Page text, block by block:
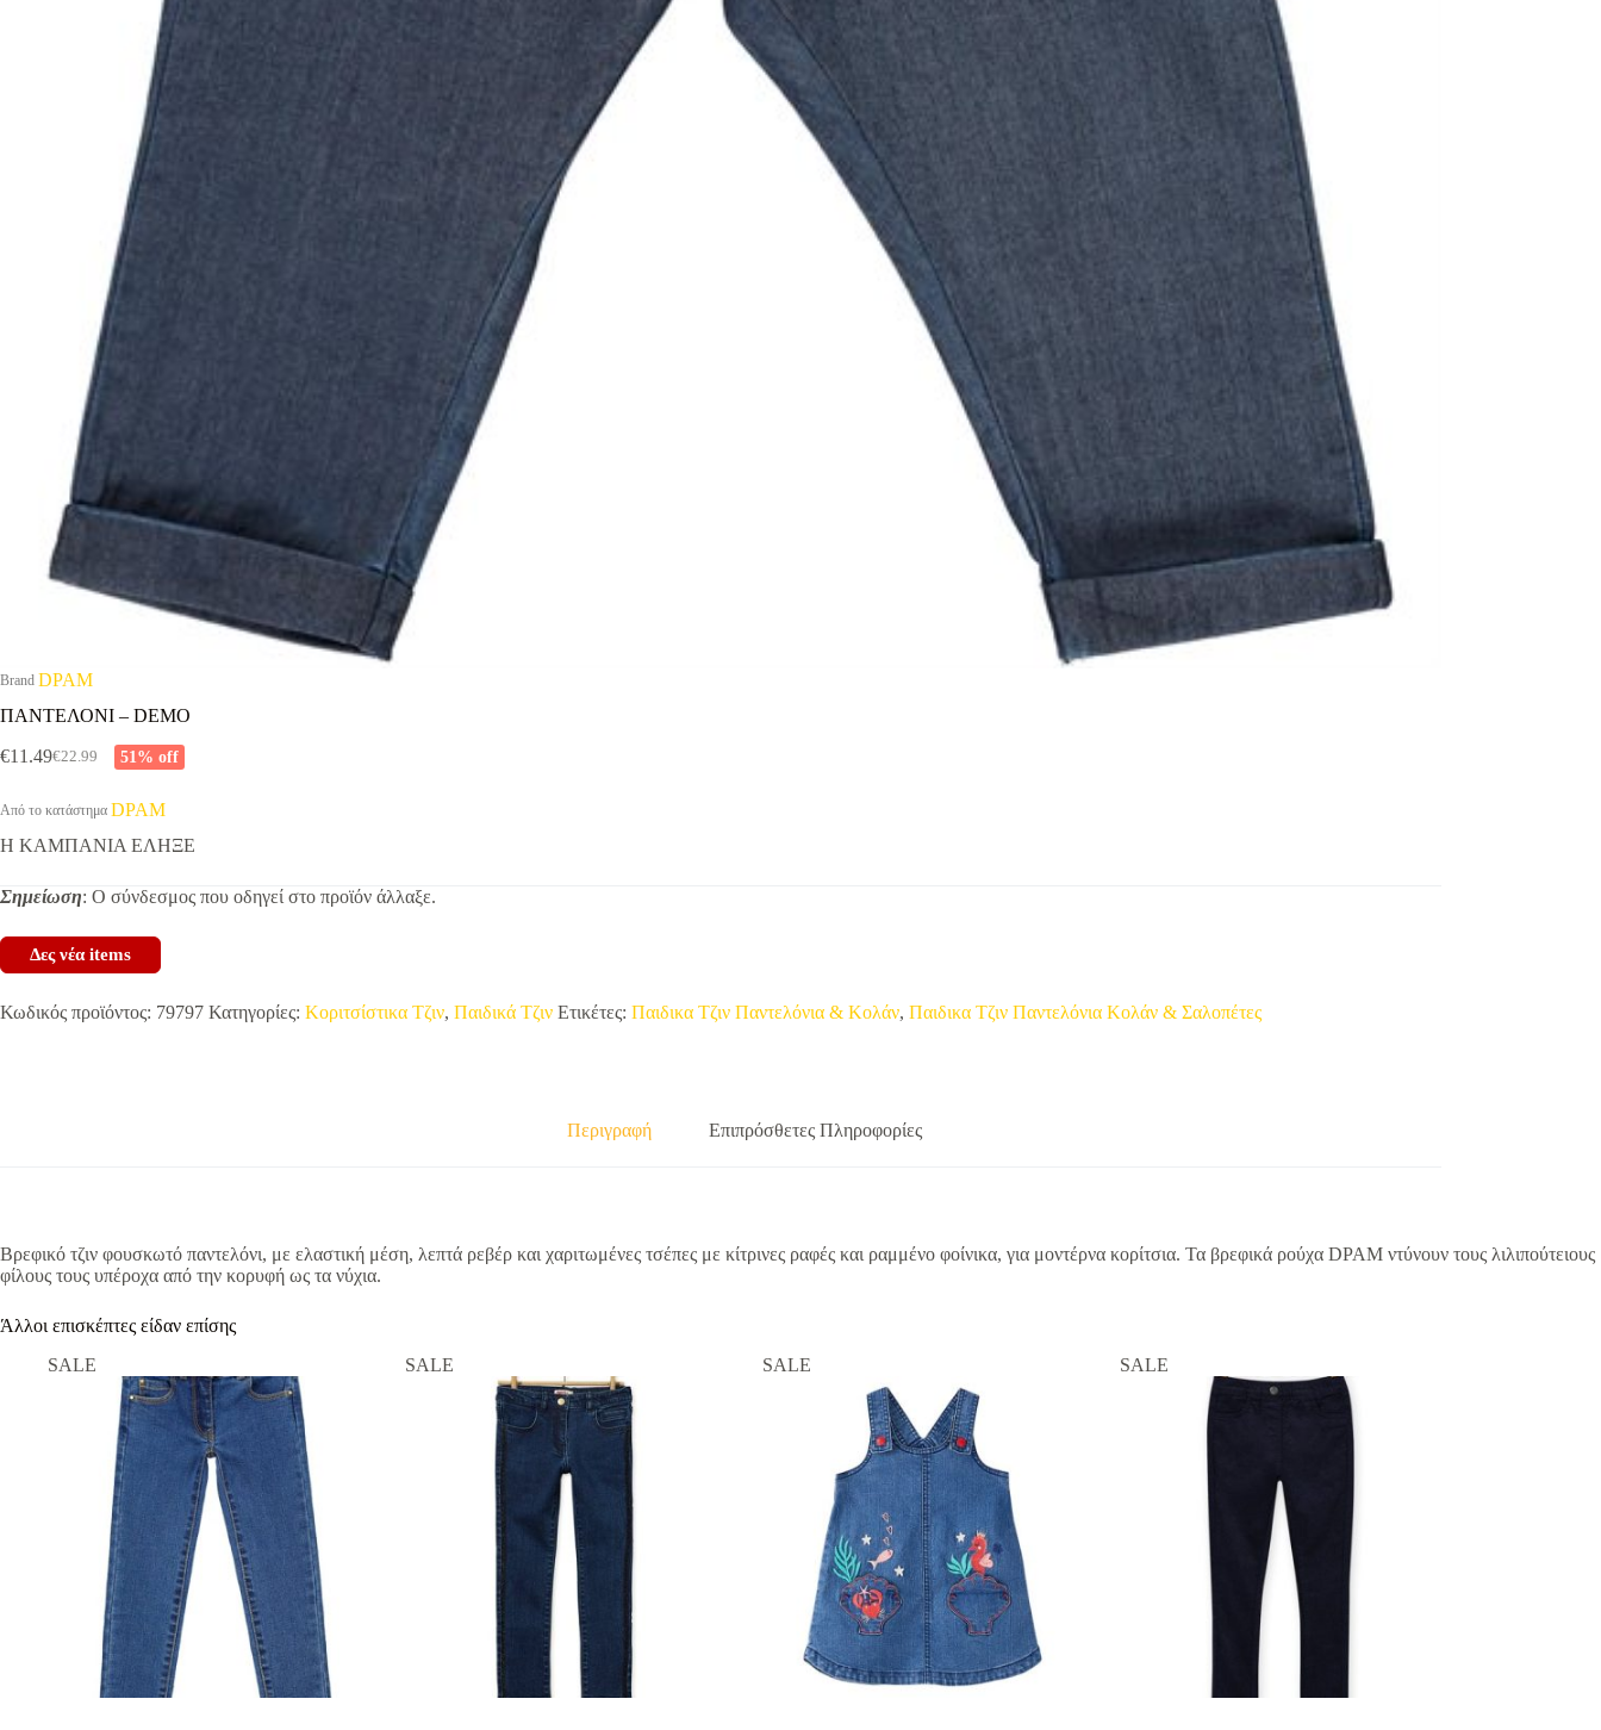
Brand DPAM
ΠΑΝΤΕΛΟΝΙ – DEMO
€22.99
Original
was:
€11.49Η
τιμή
€11.49.
51% off
Από το κατάστημα DPAM
Η ΚΑΜΠΑΝΙΑ ΕΛΗΞΕ
Σημείωση: Ο σύνδεσμος που οδηγεί στο προϊόν άλλαξε.
Δες νέα items
Κωδικός προϊόντος: 79797 Κατηγορίες: Κοριτσίστικα Τζιν, Παιδικά Τζιν Ετικέτες: Παιδικα Τζιν Παντελόνια & Κολάν, Παιδικα Τζιν Παντελόνια Κολάν & Σαλοπέτες
Περιγραφή Επιπρόσθετες Πληροφορίες
Βρεφικό τζιν φουσκωτό παντελόνι, με ελαστική μέση, λεπτά ρεβέρ και χαριτωμένες τσέπες με κίτρινες ραφές και ραμμένο φοίνικα, για μοντέρνα κορίτσια. Τα βρεφικά ρούχα DPAM ντύνουν τους λιλιπούτειους
φίλους τους υπέροχα από την κορυφή ως τα νύχια.
Άλλοι επισκέπτες είδαν επίσης
SALE
SALE SALE SALE